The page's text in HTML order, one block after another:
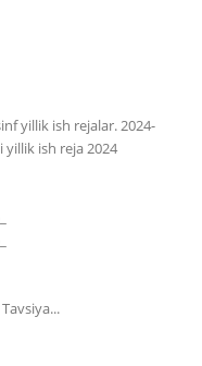
yillik ish rejalar. 2024-
ish reja 2024